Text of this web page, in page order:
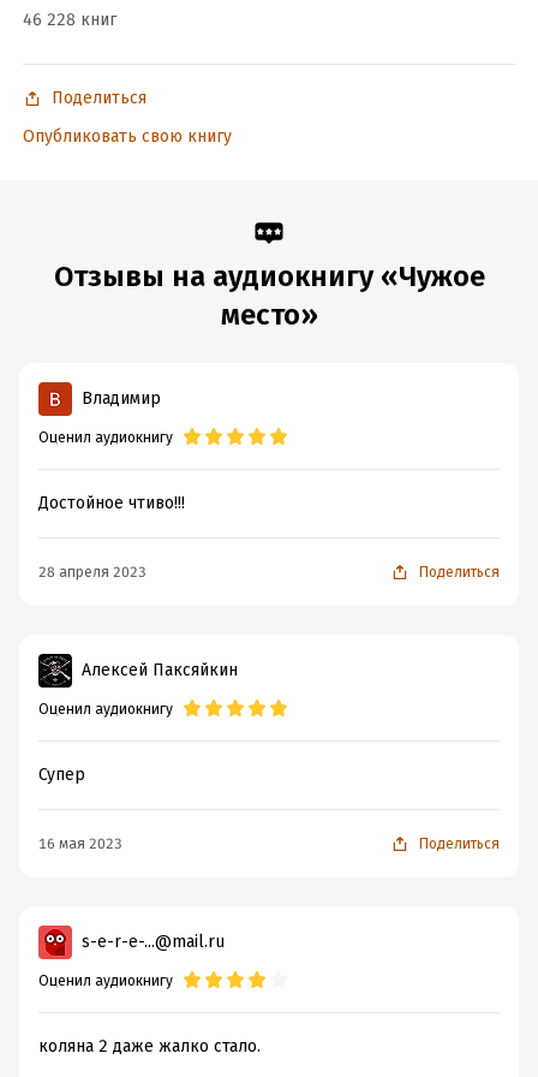
46 228 книг
Поделиться
Опубликовать свою книгу
Отзывы на аудиокнигу «Чужое
место»
Владимир
Оценил аудиокнигу
Достойное чтиво!!!
28 апреля 2023 Поделиться
Алексей Паксяйкин
Оценил аудиокнигу
Супер
16 мая 2023 Поделиться
s-e-r-e-...@mail.ru
Оценил аудиокнигу
коляна 2 даже жалко стало.